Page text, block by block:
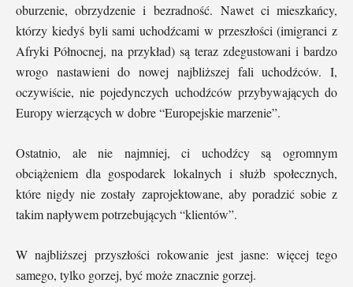
oburzenie, obrzydzenie i bezradność. Nawet ci mieszkańcy,
którzy kiedyś byli sami uchodźcami w przeszłości (imigranci z
Afryki Północnej, na przykład) są teraz zdegustowani i bardzo
wrogo nastawieni do nowej najbliższej fali uchodźców. I,
oczywiście, nie pojedynczych uchodźców przybywających do
Europy wierzących w dobre “Europejskie marzenie”.
Ostatnio, ale nie najmniej, ci uchodźcy są ogromnym
obciążeniem dla gospodarek lokalnych i służb społecznych,
które nigdy nie zostały zaprojektowane, aby poradzić sobie z
takim napływem potrzebujących “klientów”.
W najbliższej przyszłości rokowanie jest jasne: więcej tego
samego, tylko gorzej, być może znacznie gorzej.